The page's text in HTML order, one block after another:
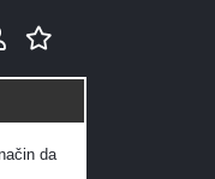
da